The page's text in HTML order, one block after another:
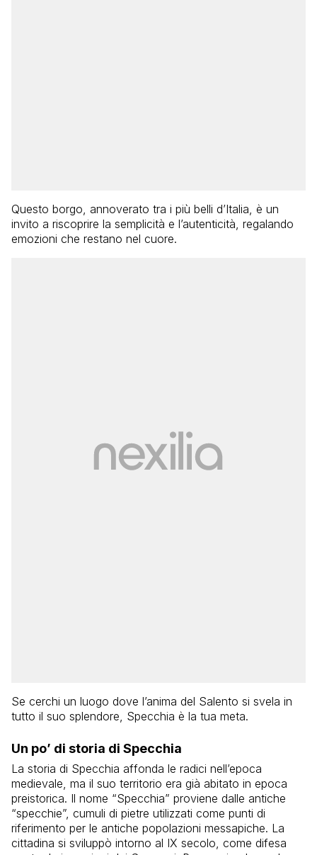
Questo borgo, annoverato tra i più belli d’Italia, è un
invito a riscoprire la semplicità e l’autenticità, regalando
emozioni che restano nel cuore.
Se cerchi un luogo dove l’anima del Salento si svela in
tutto il suo splendore, Specchia è la tua meta.
Un po’ di storia di Specchia
La storia di Specchia affonda le radici nell’epoca
medievale, ma il suo territorio era già abitato in epoca
preistorica. Il nome “Specchia” proviene dalle antiche
“specchie”, cumuli di pietre utilizzati come punti di
riferimento per le antiche popolazioni messapiche. La
cittadina si sviluppò intorno al IX secolo, come difesa